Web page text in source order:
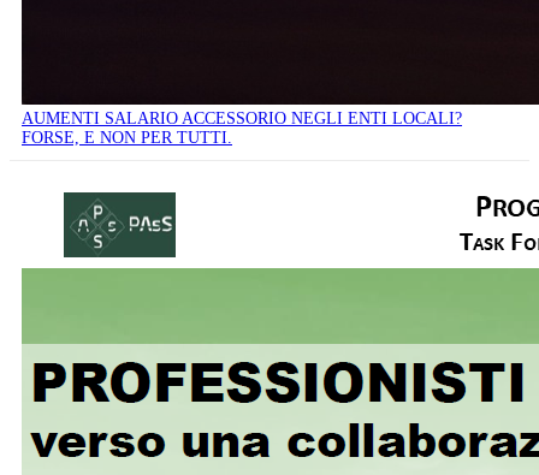
AUMENTI SALARIO ACCESSORIO NEGLI ENTI LOCALI?
FORSE, E NON PER TUTTI.